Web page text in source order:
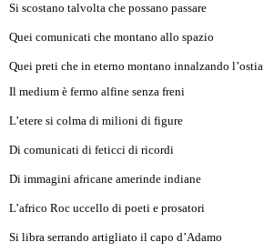
Si scostano talvolta che possano passare
Quei comunicati che montano allo spazio
Quei preti che in eterno montano innalzando l’ostia
Il medium è fermo alfine senza freni
L’etere si colma di milioni di figure
Di comunicati di feticci di ricordi
Di immagini africane amerinde indiane
L’africo Roc uccello di poeti e prosatori
Si libra serrando artigliato il capo d’Adamo